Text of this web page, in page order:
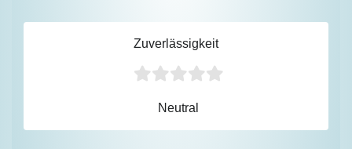
Zuverlässigkeit
Neutral